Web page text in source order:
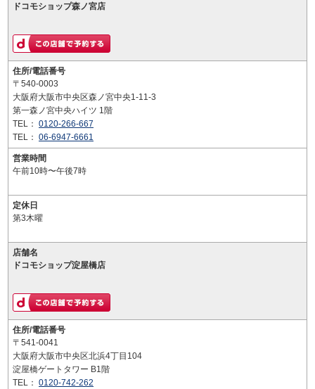
ドコモショップ森ノ宮店
住所/電話番号
〒540-0003
大阪府大阪市中央区森ノ宮中央1-11-3
第一森ノ宮中央ハイツ 1階
TEL： 0120-266-667
TEL： 06-6947-6661
営業時間
午前10時〜午後7時
定休日
第3木曜
店舗名
ドコモショップ淀屋橋店
住所/電話番号
〒541-0041
大阪府大阪市中央区北浜4丁目104
淀屋橋ゲートタワー B1階
TEL： 0120-742-262